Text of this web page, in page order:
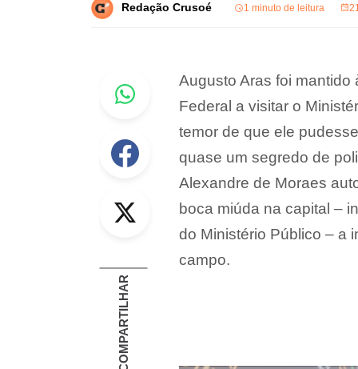
Redação Crusoé 1 minuto de leitura
Whastapp
Facebook
COMPARTILHAR
Augusto Aras foi
Federal a visitar o
temor de que ele
quase um segredo de
Alexandre de Moraes
boca miúda na capital –
do Ministério Público – a
campo.